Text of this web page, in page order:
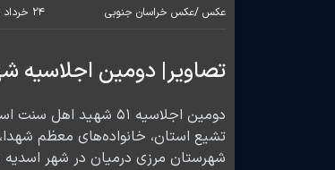
عکس /عکس خراسان جنوبی ۲۴ خرداد ۱۴۰۵ - ۱۵:۲۳
تصاویر| دومین
دومین اجلاسیه ۵۱
تشیع استان، خانواده‌های معظم شهدا،
شهرستان مرزی درمیان در شهر اسدیه